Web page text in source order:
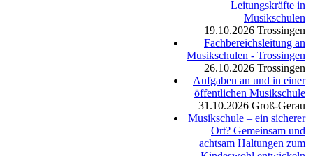
Leitungskräfte in
Musikschulen
19.10.2026 Trossingen
Fachbereichsleitung an
Musikschulen - Trossingen
26.10.2026 Trossingen
Aufgaben an und in einer
öffentlichen Musikschule
31.10.2026 Groß-Gerau
Musikschule – ein sicherer
Ort? Gemeinsam und
achtsam Haltungen zum